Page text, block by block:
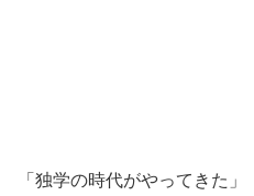
「独学の時代がやってきた」